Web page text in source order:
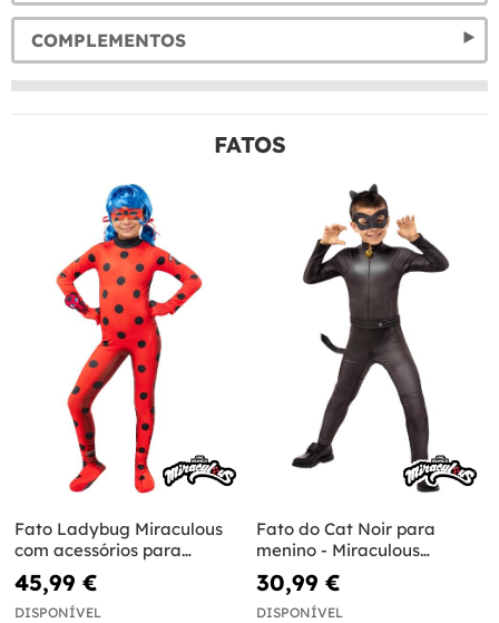
COMPLEMENTOS
FATOS
Fato Ladybug Miraculous
com acessórios para
menina
45,99 €
DISPONÍVEL
Fato do Cat Noir para
menino - Miraculous
Ladybug
30,99 €
DISPONÍVEL